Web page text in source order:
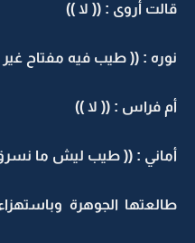
قالت أروى : (( لا ))
نوره : (( طيب فيه مفتاح غير
أم فراس : (( لا ))
أماني : (( طيب ليش ما
طالعتها الجوهرة